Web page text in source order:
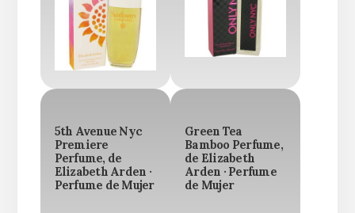
5th Avenue Nyc
Premiere
Perfume, de
Elizabeth Arden ·
Perfume de Mujer
Green Tea
Bamboo Perfume,
de Elizabeth
Arden · Perfume
de Mujer